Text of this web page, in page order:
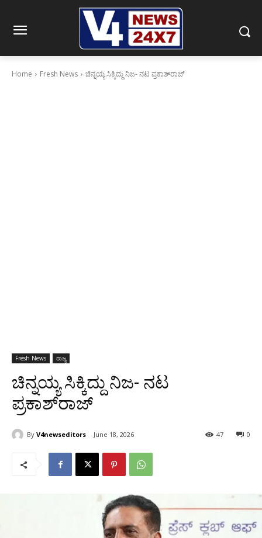
Home Fresh News ಚಿನ್ನಯ್ಯ ಸಿಕ್ಕಿದ್ದು ನಿಜ- ನಟ ಪ್ರಕಾಶ್‍ರಾಜ್
Fresh News ರಾಜ್ಯ
ಚಿನ್ನಯ್ಯ ಸಿಕ್ಕಿದ್ದು ನಿಜ- ನಟ
ಪ್ರಕಾಶ್‍ರಾಜ್
By V4newseditors June 18, 2026 0
47